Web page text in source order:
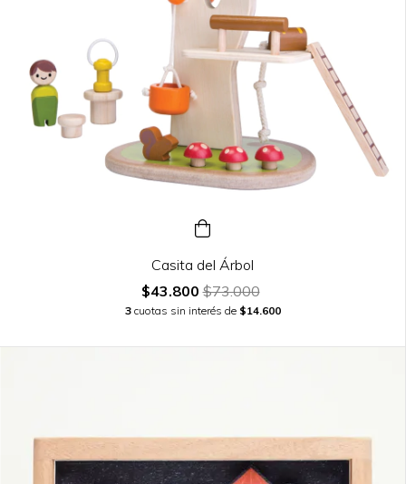
Casita del Árbol
$43.800$73.000
3 cuotas sin interés de $14.600